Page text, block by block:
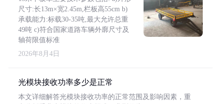
尺寸:长13m×宽2.45m,栏板高55cm b)
承载能力:标载30-35吨,最大允许总重
49吨 c)符合国家道路车辆外廓尺寸及
轴荷限值标准
2026年8月4日
光模块接收功率多少是正常
本文详细解答光模块接收功率的正常范围及影响因素，重